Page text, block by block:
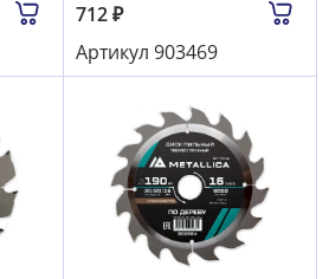
712₽
Артикул 903469